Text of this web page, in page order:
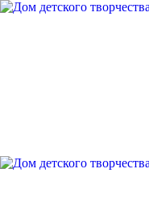
Перейти
Основное